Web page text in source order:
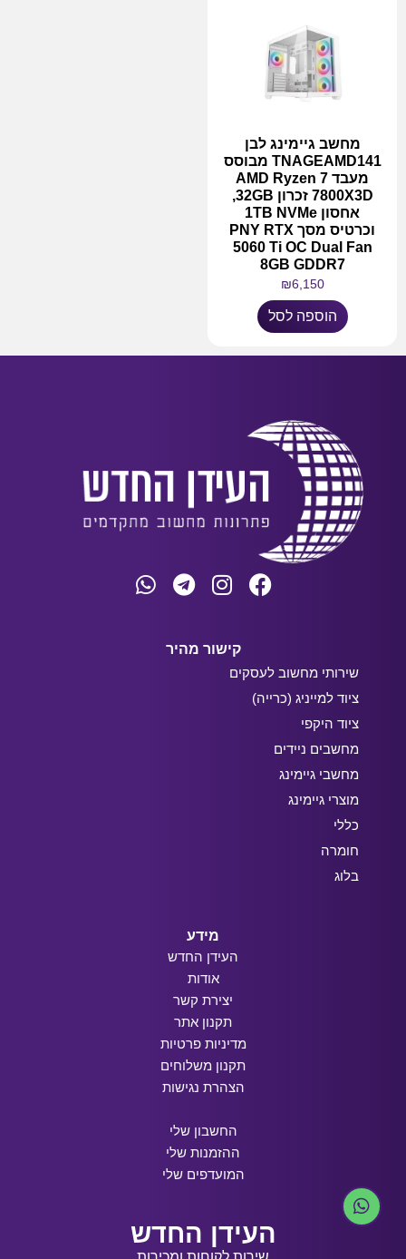
מחשב גיימינג לבן
TNAGEAMD141 מבוסס
מעבד AMD Ryzen 7
7800X3D זכרון 32GB,
אחסון 1TB NVMe
וכרטיס מסך PNY RTX
5060 Ti OC Dual Fan
8GB GDDR7
₪6,150
הוספה לסל
קישור מהיר
שירותי מחשוב לעסקים
ציוד למייניג (כרייה)
ציוד היקפי
מחשבים ניידים
מחשבי גיימינג
מוצרי גיימינג
כללי
חומרה
בלוג
מידע
העידן החדש
אודות
יצירת קשר
תקנון אתר
מדיניות פרטיות
תקנון משלוחים
הצהרת נגישות
החשבון שלי
ההזמנות שלי
המועדפים שלי
העידן החדש